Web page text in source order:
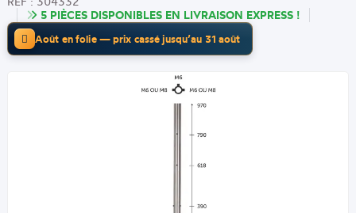
5 PIÈCES DISPONIBLES EN LIVRAISON EXPRESS !
Août en folie — prix cassé jusqu’au 31 août